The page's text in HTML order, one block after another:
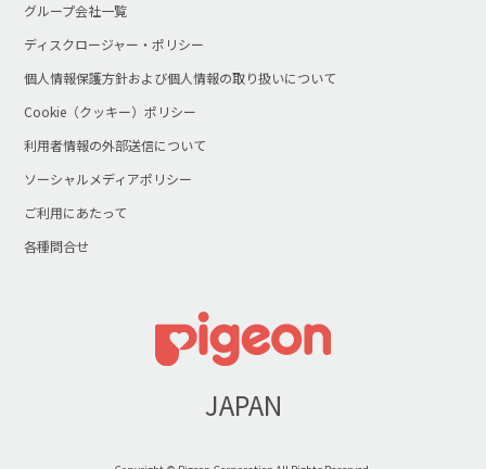
グループ会社一覧
ディスクロージャー・ポリシー
個人情報保護方針および個人情報の取り扱いについて
Cookie（クッキー）ポリシー
利用者情報の外部送信について
ソーシャルメディアポリシー
ご利用にあたって
各種問合せ
JAPAN